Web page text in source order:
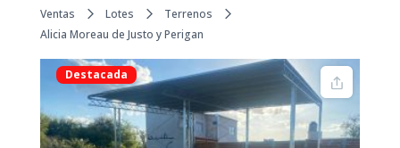
Ventas Lotes
Terrenos
Alicia Moreau de Justo y Perigan
Destacada